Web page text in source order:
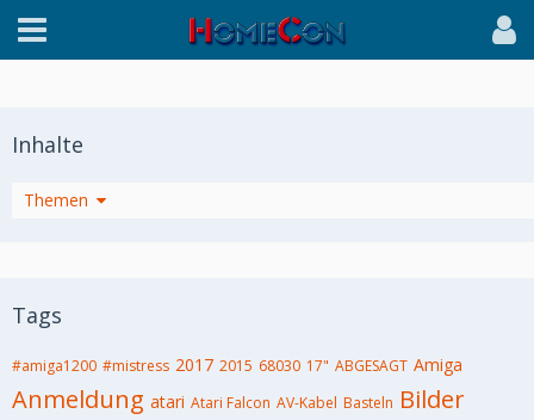
Inhalte
Themen
Tags
#amiga1200 #mistress 2017 2015 68030 17" ABGESAGT Amiga
Anmeldung atari Atari Falcon AV-Kabel Basteln Bilder